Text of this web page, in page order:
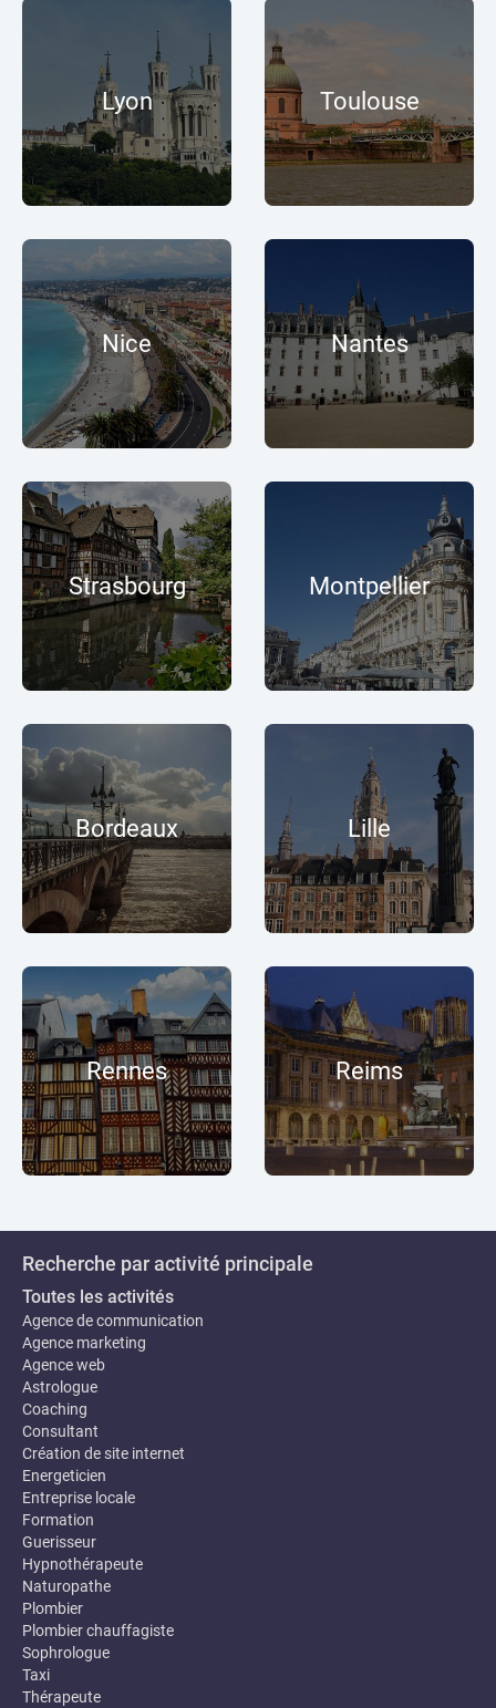
Lyon Toulouse
Nice Nantes
Strasbourg Montpellier
Bordeaux Lille
Rennes Reims
Recherche par activité principale
Toutes les activités
Agence de communication
Agence marketing
Agence web
Astrologue
Coaching
Consultant
Création de site internet
Energeticien
Entreprise locale
Formation
Guerisseur
Hypnothérapeute
Naturopathe
Plombier
Plombier chauffagiste
Sophrologue
Taxi
Thérapeute